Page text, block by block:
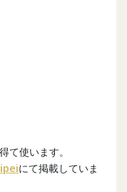
て使います。
にて掲載していま